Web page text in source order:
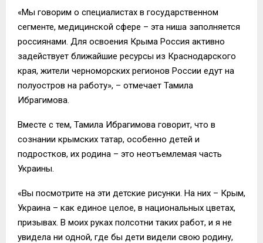
«Мы говорим о специалистах в государственном
сегменте, медицинской сфере – эта ниша заполняется
россиянами. Для освоения Крыма Россия активно
задействует ближайшие ресурсы из Краснодарского
края, жители черноморских регионов России едут на
полуостров на работу», – отмечает Тамила
Ибрагимова.
Вместе с тем, Тамила Ибрагимова говорит, что в
сознании крымских татар, особенно детей и
подростков, их родина – это неотъемлемая часть
Украины.
«Вы посмотрите на эти детские рисунки. На них – Крым,
Украина – как единое целое, в национальных цветах,
призывах. В моих руках полсотни таких работ, и я не
увидела ни одной, где бы дети видели свою родину,